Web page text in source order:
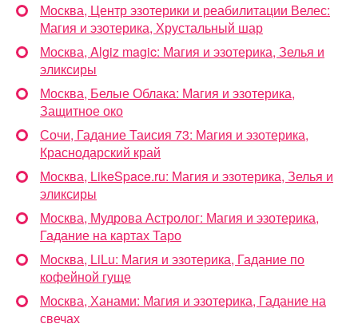
Москва, Центр эзотерики и реабилитации Велес:
Магия и эзотерика, Хрустальный шар
Москва, Algiz magic: Магия и эзотерика, Зелья и
эликсиры
Москва, Белые Облака: Магия и эзотерика,
Защитное око
Сочи, Гадание Таисия 73: Магия и эзотерика,
Краснодарский край
Москва, LikeSpace.ru: Магия и эзотерика, Зелья и
эликсиры
Москва, Мудрова Астролог: Магия и эзотерика,
Гадание на картах Таро
Москва, LiLu: Магия и эзотерика, Гадание по
кофейной гуще
Москва, Ханами: Магия и эзотерика, Гадание на
свечах